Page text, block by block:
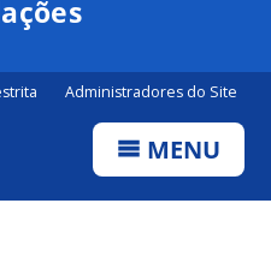
Administradores do Site
MENU